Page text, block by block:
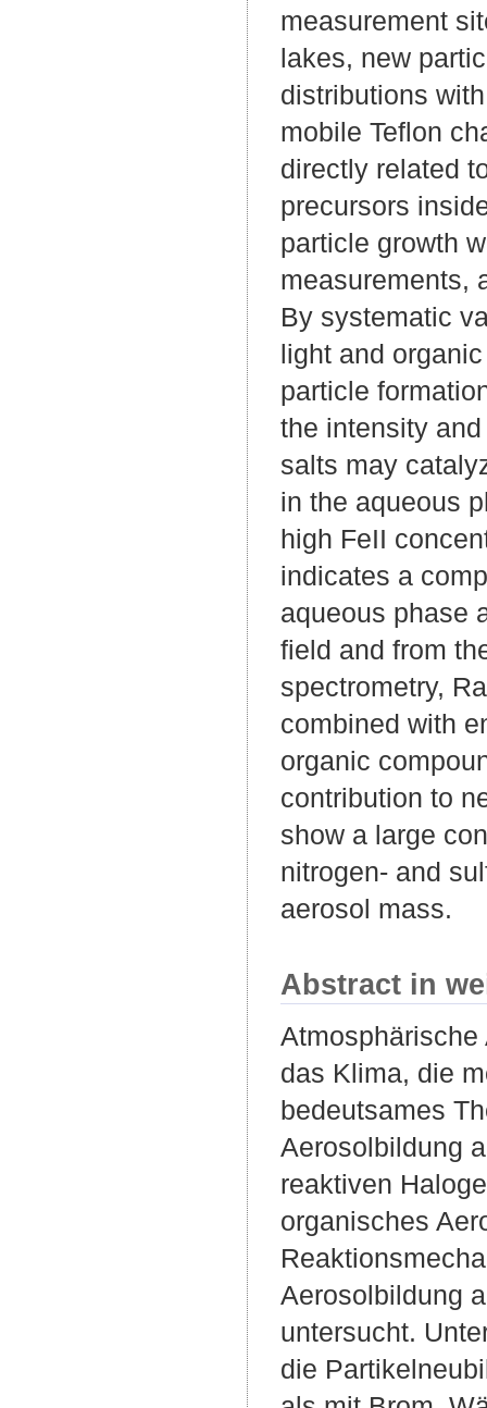
measurement
lakes, new
distributions
mobile Teflon
directly related
precursors
particle growth
measurements,
By systematic
light and
particle
the intensity
salts may
in the aqueous
high FeII
indicates a
aqueous phase
field and from
spectrometry,
combined with
organic
contribution to
show a large
nitrogen- and
aerosol mass.
Abstract in
das Klima, die
bedeutsames
Aerosolbildung
reaktiven
organisches
Aerosolbildung
untersucht.
die